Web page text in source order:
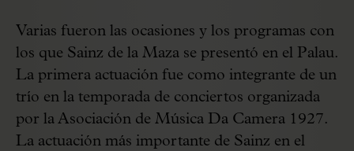
Varias fueron las ocasiones y los programas con
los que Sainz de la Maza se presentó en el Palau.
La primera actuación fue como integrante de un
trío en la temporada de conciertos organizada
por la Asociación de Música Da Camera 1927.
La actuación más importante de Sainz en el